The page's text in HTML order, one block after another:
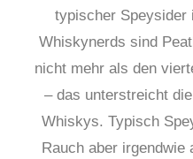
typischer Speysider
Whiskynerds sind
nicht mehr als den
– das unterstreicht
Whiskys. Typisch
Rauch aber